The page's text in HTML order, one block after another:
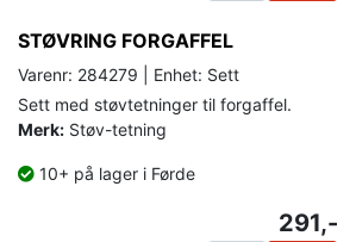
STØVRING FORGAFFEL
Varenr: 284279 | Enhet: Sett
Sett med støvtetninger til forgaffel.
Merk: Støv-tetning
10+ på lager i Førde
291,-